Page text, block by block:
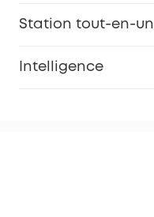
Station tout-en-un
Intelligence